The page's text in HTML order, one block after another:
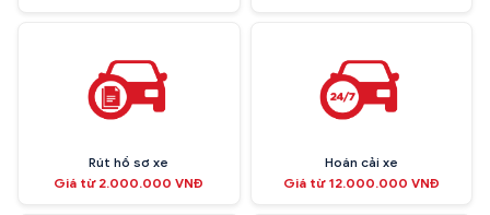
Rút hồ sơ xe
Giá từ 2.000.000 VNĐ
Hoán cải xe
Giá từ 12.000.000 VNĐ